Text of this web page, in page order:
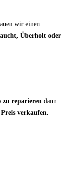
wir einen
Überholt oder
reparieren dann
verkaufen.